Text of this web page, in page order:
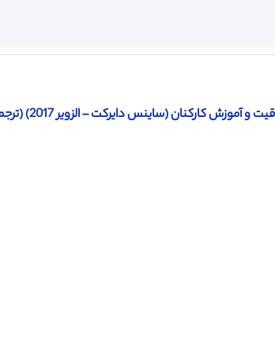
(ساینس دایرکت – الزویر 2017) (ترجمه ویژه – طلایی